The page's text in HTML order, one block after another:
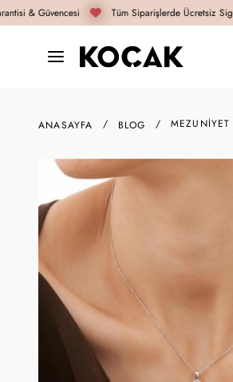
& Güvencesi Tüm Siparişlerde Ücretsiz
ANASAYFA BLOG